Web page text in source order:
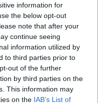
information for
the below opt-out
note that after your
continue seeing
information utilized by
to third parties prior to
out of the further
by third parties on the
This information may
on the IAB’s List of
megvalósul”